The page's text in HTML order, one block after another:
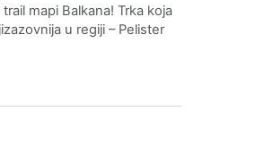
mapi Balkana! Trka koja
u regiji – Pelister